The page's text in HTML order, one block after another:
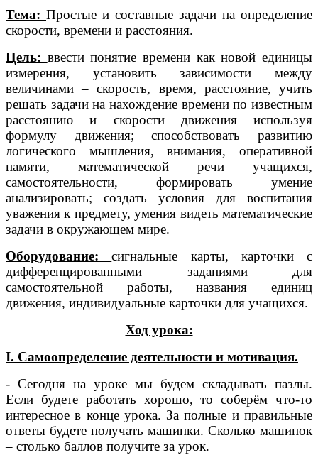
Тема: Простые и составные задачи на определение
скорости, времени и расстояния.
Цель: ввести понятие времени как новой единицы
измерения, установить зависимости между
величинами – скорость, время, расстояние, учить
решать задачи на нахождение времени по известным
расстоянию и скорости движения используя
формулу движения; способствовать развитию
логического мышления, внимания, оперативной
памяти, математической речи учащихся,
самостоятельности, формировать умение
анализировать; создать условия для воспитания
уважения к предмету, умения видеть математические
задачи в окружающем мире.
Оборудование:сигнальные карты, карточки с
дифференцированными заданиями для
самостоятельной работы, названия единиц
движения, индивидуальные карточки для учащихся.
Ход урока:
І. Самоопределение деятельности и мотивация.
- Сегодня на уроке мы будем складывать пазлы.
Если будете работать хорошо, то соберём что-то
интересное в конце урока. За полные и правильные
ответы будете получать машинки. Сколько машинок
– столько баллов получите за урок.